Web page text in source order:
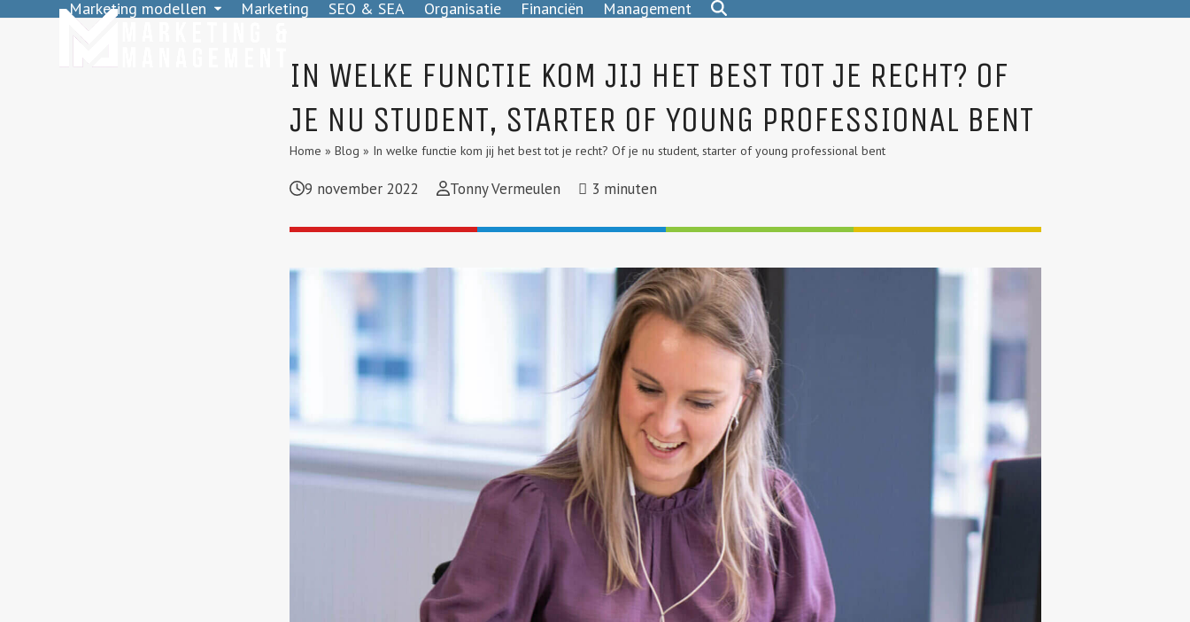
Marketing modellen Marketing SEO & SEA Organisatie Financiën Management
IN WELKE FUNCTIE KOM JIJ HET BEST TOT JE RECHT? OF
JE NU STUDENT, STARTER OF YOUNG PROFESSIONAL BENT
Home »Blog » In welke functie kom jij het best tot je recht? Of je nu student, starter of young professional bent
9 november 2022 Tonny Vermeulen 3 minuten